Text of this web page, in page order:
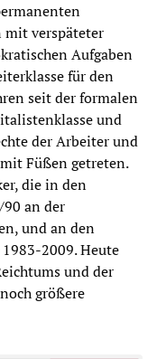
verspäteter
Aufgaben
für den
seit der formalen
und
der Arbeiter und
Füßen getreten.
die in den
an der
und an den
2009. Heute
und der
größere